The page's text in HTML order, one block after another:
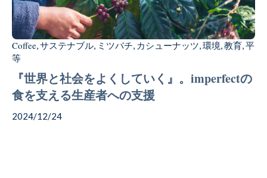
Coffee,サステナブル, ミツバチ, カシューナッツ,環境,教育,平
等
『世界と社会をよくしていく』。imperfectの
食を支える生産者への支援
2024/12/24